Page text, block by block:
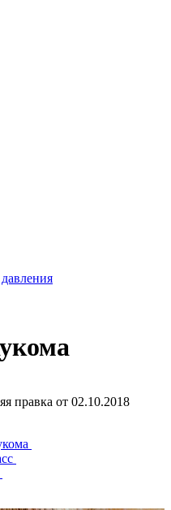
правка от 02.10.2018